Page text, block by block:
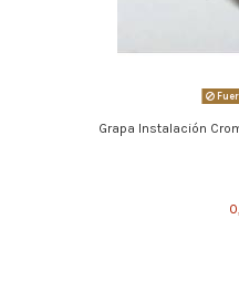
Grapa Instalación